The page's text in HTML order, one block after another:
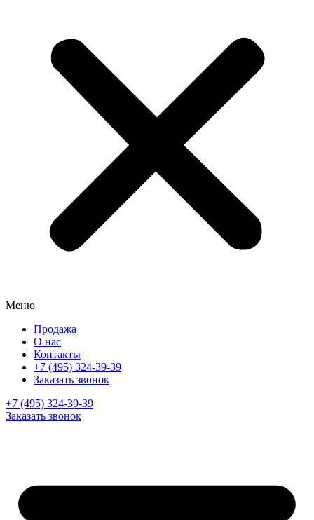
Меню
Продажа
О нас
Контакты
+7 (495) 324-39-39
Заказать звонок
+7 (495) 324-39-39
Заказать звонок